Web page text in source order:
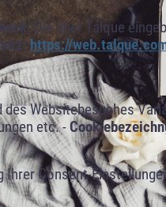
Die über Talque
https://
des Websitebesuches
etc. -
Ihrer Consent-